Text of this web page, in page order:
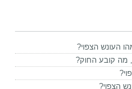
העונש הצפוי?
מה קובע החוק?
הצפוי?